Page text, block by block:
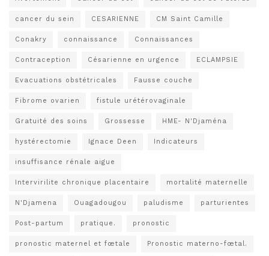
cancer du sein CESARIENNE CM Saint Camille
Conakry connaissance Connaissances
Contraception Césarienne en urgence ECLAMPSIE
Evacuations obstétricales Fausse couche
Fibrome ovarien fistule urétérovaginale
Gratuité des soins Grossesse HME- N'Djaména
hystérectomie Ignace Deen Indicateurs
insuffisance rénale aigue
Intervirilite chronique placentaire mortalité maternelle
N'Djamena Ouagadougou paludisme parturientes
Post-partum pratique. pronostic
pronostic maternel et fœtale Pronostic materno-fœtal.